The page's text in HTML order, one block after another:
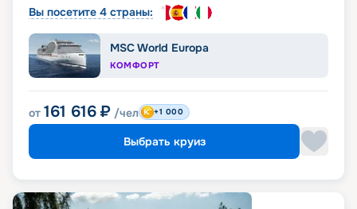
Вы посетите 4 страны:
MSC World Europa
КОМФОРТ
от 161 616 ₽ /чел +1 000
Выбрать круиз